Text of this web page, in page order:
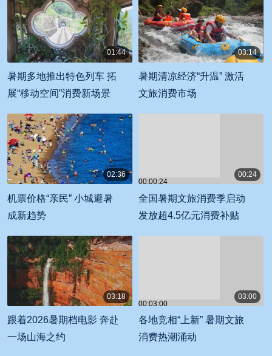
01:44
暑期多地推出特色列车 拓
展“移动空间”消费新场景
03:14
暑期清凉经济“升温” 激活
文旅消费市场
02:36
机票价格“亲民” 小城避暑
成新趋势
00:00:24
00:24
全国暑期文旅消费季启动
发放超4.5亿元消费补贴
03:18
跟着2026暑期档电影 奔赴
一场山海之约
00:03:00
03:00
各地竞相“上新” 暑期文旅
消费热潮涌动